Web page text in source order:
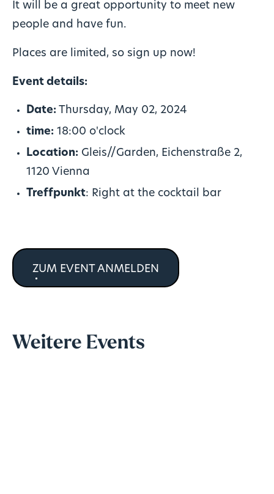
It will be a great opportunity to meet new
people and have fun.
Places are limited, so sign up now!
Event details:
Date: Thursday, May 02, 2024
time: 18:00 o'clock
Location: Gleis//Garden, Eichenstraße 2,
1120 Vienna
Treffpunkt: Right at the cocktail bar
ZUM EVENT ANMELDEN
Weitere Events